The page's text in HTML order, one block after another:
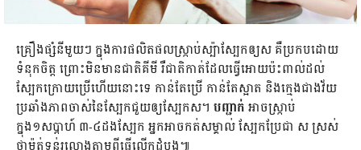
គ្រឿងផ្សំនីមួយៗ ក្នុងការផលិតផលស្ក្រាប់ស្ប៉ាស្បែកឲ្យស គឺប្រកបដោយ
ទំនុកចិត្ត ព្រោះមិនមានជាតិគីមី រឺជាតិកាត់ដែលធ្វើអោយប៉ះពាល់ដល់
ស្បែកក្រោយប្រើហើយនោះទេ កាន់តែប្រើ កាន់តែស្អាត និងក្មេងជាងវ័យ
ប្រឆាំងភាពចាស់នៃស្បែកជួយឲ្យស្បែកស។ បញ្ជាក់ អាចស្ក្រាប់
ក្នុង១សប្តាហ៍ ៣-៤ដងស្បែក អ្នកអាចកត់សម្គាល់ ស្បែកប្រែជា ស ស្រស់
ថ្លាម៉ត់ទន់រលោងតាមពីធ្វើលើកដំបូង៕